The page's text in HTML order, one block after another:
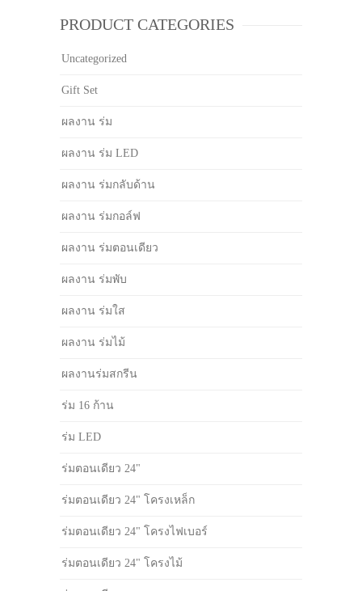
PRODUCT CATEGORIES
Uncategorized
Gift Set
ผลงาน ร่ม
ผลงาน ร่ม LED
ผลงาน ร่มกลับด้าน
ผลงาน ร่มกอล์ฟ
ผลงาน ร่มตอนเดียว
ผลงาน ร่มพับ
ผลงาน ร่มใส
ผลงาน ร่มไม้
ผลงานร่มสกรีน
ร่ม 16 ก้าน
ร่ม LED
ร่มตอนเดียว 24"
ร่มตอนเดียว 24" โครงเหล็ก
ร่มตอนเดียว 24" โครงไฟเบอร์
ร่มตอนเดียว 24" โครงไม้